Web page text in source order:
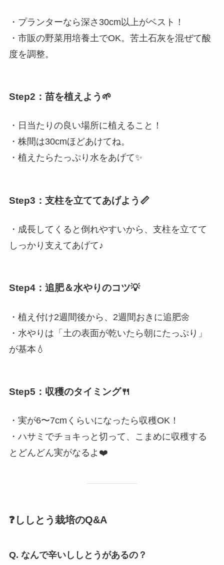
・プランターなら深さ30cm以上がベスト！
・市販の野菜用培養土でOK。苦土石灰を混ぜて酸
度を調整。
Step2：苗を植えよう🌱
・日当たりの良い場所に植えること！
・株間は30cmほどあけてね。
・植えたらたっぷり水をあげて✨
Step3：支柱を立ててあげよう📏
・成長してくると倒れやすいから、支柱を立てて
しっかり支えてあげて♪
Step4：追肥＆水やりのコツ💡
・植え付け2週間後から、2週間おきに追肥🌼
・水やりは「土の表面が乾いたら朝にたっぷり」
が基本💧
Step5：収穫のタイミング🍴
・実が6〜7cmくらいになったら収穫OK！
・ハサミでチョキっと切って、こまめに収穫する
とどんどん実がなるよ❤️
❓ししとう栽培のQ&A
Q. なんで辛いししとうがあるの？